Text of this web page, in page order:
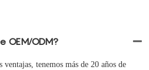
OEM/ODM?
tenemos más de 20 años de